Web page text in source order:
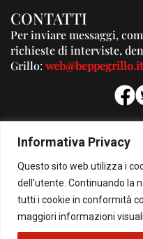
Informativa Privacy
Questo sito web utilizza i
dell'utente. Continuando la
tutti i cookie in conformità
maggiori informazioni
CONTATTI
Per inviare messaggi,
richieste di interviste,
Grillo:web@beppegrillo.it